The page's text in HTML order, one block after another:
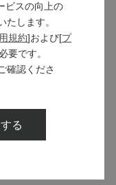
ベーリーA ビオロジ
での有機栽培と垣根栽
ビスの向上の
たします。
規約]および[プ
要です。
確認くださ
る